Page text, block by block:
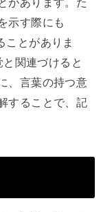
示す際にも
ことがありま
関連づけると
、言葉の持つ意
することで、記